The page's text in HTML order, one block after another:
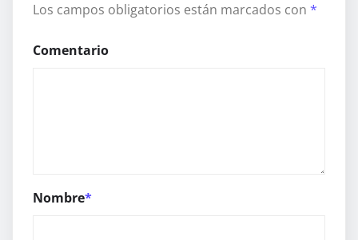
Los campos obligatorios están marcados con *
Comentario
Nombre*